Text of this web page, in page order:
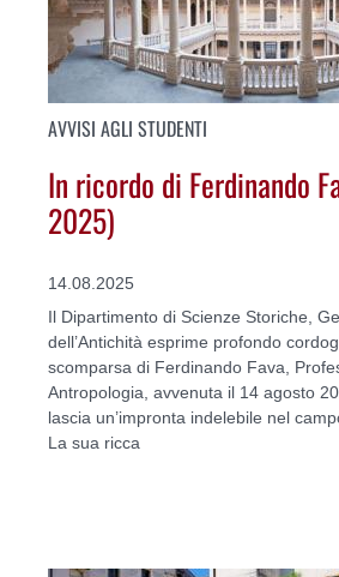
AVVISI AGLI STUDENTI
In ricordo di Ferdinando
2025)
14.08.2025
Il Dipartimento di Scienze Storiche,
dell’Antichità esprime profondo
scomparsa di Ferdinando Fava,
Antropologia, avvenuta il 14 agosto
lascia un’impronta indelebile nel
La sua ricca